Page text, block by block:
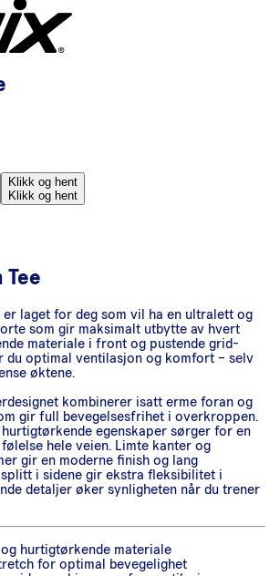
Klikk og hent
Klikk og hent
Tee
er laget for deg som vil ha en ultralett og
som gir maksimalt utbytte av hvert
materiale i front og pustende grid-
du optimal ventilasjon og komfort – selv
øktene.
kombinerer isatt erme foran og
gir full bevegelsesfrihet i overkroppen.
egenskaper sørger for en
hele veien. Limte kanter og
gir en moderne finish og lang
splitt i sidene gir ekstra fleksibilitet i
detaljer øker synligheten når du trener
hurtigtørkende materiale
for optimal bevegelighet